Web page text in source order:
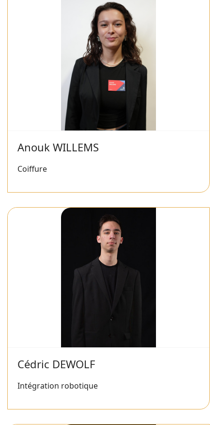
Anouk WILLEMS
Coiffure
Cédric DEWOLF
Intégration robotique